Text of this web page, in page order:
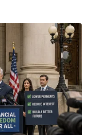
cũng đã hỗ trợ
phát triển bền
tận dụng những
thu hút nhiều hơn
để giúp Việt
phát thải dòng
đã cam kết tại